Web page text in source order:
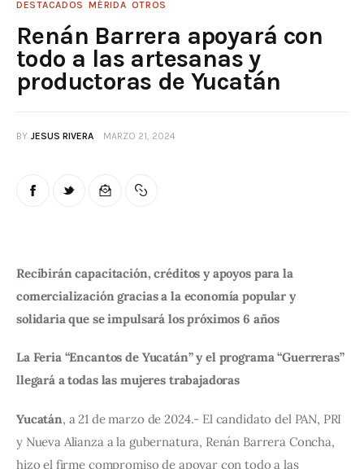
DESTACADOS MÉRIDA OTROS
Renán Barrera apoyará con
todo a las artesanas y
productoras de Yucatán
BY JESUS RIVERA MARZO 21, 2024
Recibirán capacitación, créditos y apoyos para la
comercialización gracias a la economía popular y
solidaria que se impulsará los próximos 6 años
La Feria “Encantos de Yucatán” y el programa “Guerreras”
llegará a todas las mujeres trabajadoras
Yucatán, a 21 de marzo de 2024.- El candidato del PAN, PRI
y Nueva Alianza a la gubernatura, Renán Barrera Concha,
hizo el firme compromiso de apoyar con todo a las